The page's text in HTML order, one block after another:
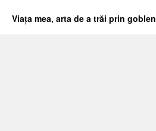
Viața mea, arta de a trăi prin goblen